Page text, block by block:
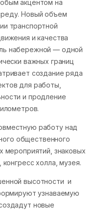
акцентом на
Новый объем
транспортной
и качества
набережной — одной
важных границ
создание ряда
для работы,
и продление
работу над
общественного
мероприятий, знаковых
холла, музея.
высотности и
узнаваемую
новые